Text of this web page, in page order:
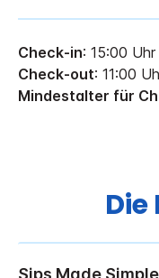
Check-in: 15:00 Uhr
Check-out: 11:00
Mindestalter für